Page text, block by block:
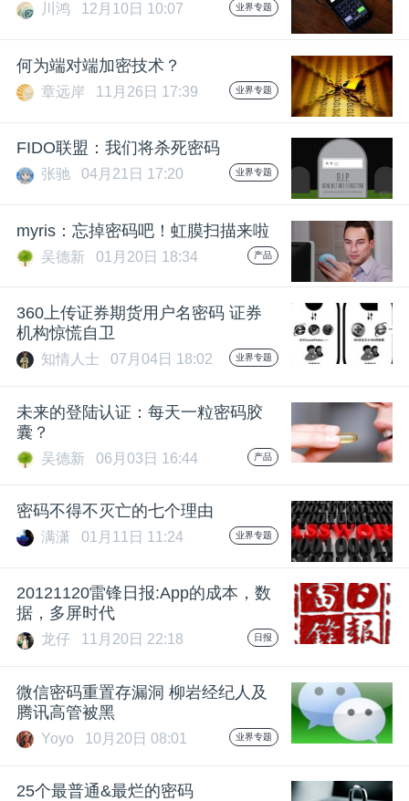
题
爱
机
川鸿 12月10日 10:07 业界专题
何为端对端加密技术？
章远岸 11月26日 17:39 业界专题
FIDO联盟：我们将杀死密码
张驰 04月21日 17:20 业界专题
myris：忘掉密码吧！虹膜扫描来啦
吴德新 01月20日 18:34 产品
360上传证券期货用户名密码 证券
机构惊慌自卫
知情人士 07月04日 18:02 业界专题
未来的登陆认证：每天一粒密码胶
囊？
吴德新 06月03日 16:44 产品
密码不得不灭亡的七个理由
满潇 01月11日 11:24 业界专题
20121120雷锋日报:App的成本，数
据，多屏时代
龙仔 11月20日 22:18 日报
微信密码重置存漏洞 柳岩经纪人及
腾讯高管被黑
Yoyo 10月20日 08:01 业界专题
25个最普通&最烂的密码